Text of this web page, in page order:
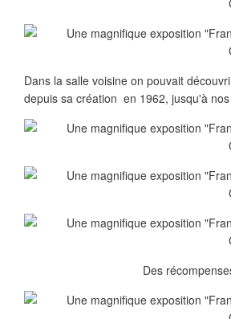
Dans la salle voisine on pouvait
depuis sa création en 1962, jusqu'à
Des